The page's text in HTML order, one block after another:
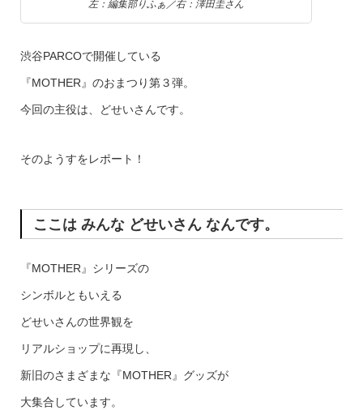
左：編集部りふぁ／右：澤田圭さん
渋谷PARCOで開催している
『MOTHER』のおまつり第３弾。
今回の主役は、どせいさんです。
そのようすをレポート！
ここは みんな どせいさん なんです。
『MOTHER』シリーズの
シンボルともいえる
どせいさんの世界観を
リアルショップに再現し、
新旧のさまざまな『MOTHER』グッズが
大集合しています。